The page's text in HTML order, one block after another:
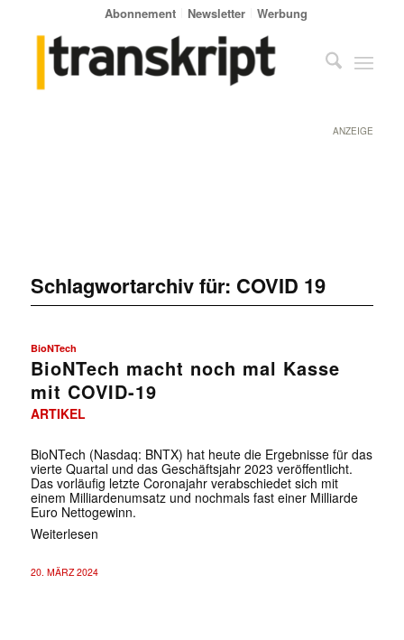
Abonnement Newsletter Werbung
ANZEIGE
Schlagwortarchiv für: COVID 19
BioNTech
BioNTech macht noch mal Kasse
mit COVID-19
ARTIKEL
BioNTech (Nasdaq: BNTX) hat heute die Ergebnisse für das
vierte Quartal und das Geschäftsjahr 2023 veröffentlicht.
Das vorläufig letzte Coronajahr verabschiedet sich mit
einem Milliardenumsatz und nochmals fast einer Milliarde
Euro Nettogewinn.
Weiterlesen
20. MÄRZ 2024